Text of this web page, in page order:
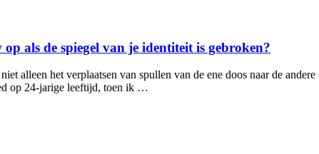
als de spiegel van je identiteit is gebroken?
alleen het verplaatsen van spullen van de ene doos naar de
op 24-jarige leeftijd, toen ik …